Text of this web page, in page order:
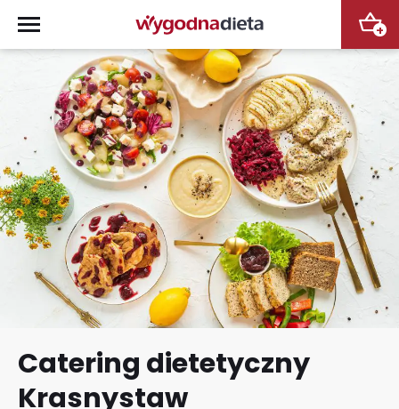
+
Catering dietetyczny
Krasnystaw